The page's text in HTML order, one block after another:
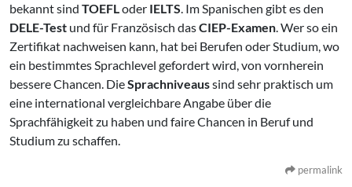
bekannt sind TOEFLoder IELTS. Im Spanischen gibt es den
DELE-Test und für Französisch dasCIEP-Examen. Wer so ein
Zertifikat nachweisen kann, hat bei Berufen oder Studium, wo
ein bestimmtes Sprachlevel gefordert wird, von vornherein
bessere Chancen. DieSprachniveaussind sehr praktisch um
eine international vergleichbare Angabe über die
Sprachfähigkeit zu haben und faire Chancen in Beruf und
Studium zu schaffen.
permalink